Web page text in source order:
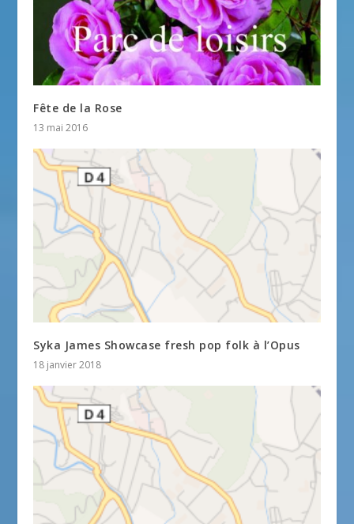
Fête de la Rose
13 mai 2016
Syka James Showcase fresh pop folk à l’Opus
18 janvier 2018